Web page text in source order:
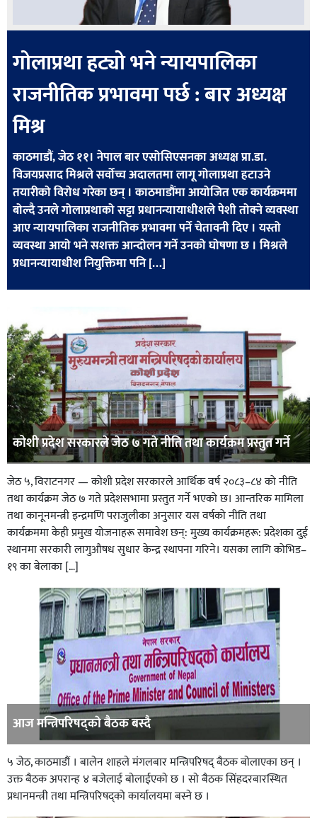
गोलाप्रथा हट्यो भने न्यायपालिका
राजनीतिक प्रभावमा पर्छ : बार अध्यक्ष
मिश्र
काठमाडौं, जेठ ११। नेपाल बार एसोसिएसनका अध्यक्ष प्रा.डा.
विजयप्रसाद मिश्रले सर्वोच्च अदालतमा लागू गोलाप्रथा हटाउने
तयारीको विरोध गरेका छन् । काठमाडौंमा आयोजित एक कार्यक्रममा
बोल्दै उनले गोलाप्रथाको सट्टा प्रधानन्यायाधीशले पेशी तोक्ने व्यवस्था
आए न्यायपालिका राजनीतिक प्रभावमा पर्ने चेतावनी दिए । यस्तो
व्यवस्था आयो भने सशक्त आन्दोलन गर्ने उनको घोषणा छ । मिश्रले
प्रधानन्यायाधीश नियुक्तिमा पनि […]
कोशी प्रदेश सरकारले जेठ ७ गते नीति तथा कार्यक्रम प्रस्तुत गर्ने
जेठ ५, विराटनगर — कोशी प्रदेश सरकारले आर्थिक वर्ष २०८३–८४ को नीति
तथा कार्यक्रम जेठ ७ गते प्रदेशसभामा प्रस्तुत गर्ने भएको छ। आन्तरिक मामिला
तथा कानूनमन्त्री इन्द्रमणि पराजुलीका अनुसार यस वर्षको नीति तथा
कार्यक्रममा केही प्रमुख योजनाहरू समावेश छन्: मुख्य कार्यक्रमहरू: प्रदेशका दुई
स्थानमा सरकारी लागुऔषध सुधार केन्द्र स्थापना गरिने। यसका लागि कोभिड–
१९ का बेलाका […]
आज मन्त्रिपरिषद्काे बैठक बस्दै
५ जेठ, काठमाडौं । बालेन शाहले म‌ंगलबार मन्त्रिपरिषद् बैठक बाेलाएका छन् ।
उक्त बैठक अपरान्ह ४ बजेलाई बाेलाईएकाे छ । साे बैठक सिंहदरबारस्थित
प्रधानमन्त्री तथा मन्त्रिपरिषद्को कार्यालयमा बस्ने छ ।